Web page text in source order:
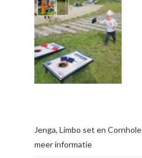
Jenga, Limbo set en Cornhole
meer informatie